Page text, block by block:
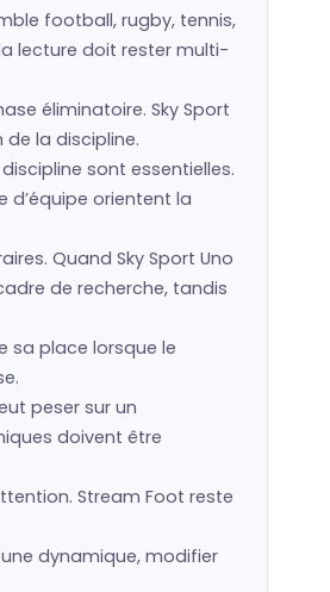
football, rugby, tennis,
lecture doit rester multi-
éliminatoire. Sky Sport
la discipline.
sont essentielles.
d’équipe orientent la
Quand Sky Sport Uno
de recherche, tandis
sa place lorsque le
peser sur un
doivent être
Stream Foot reste
dynamique, modifier